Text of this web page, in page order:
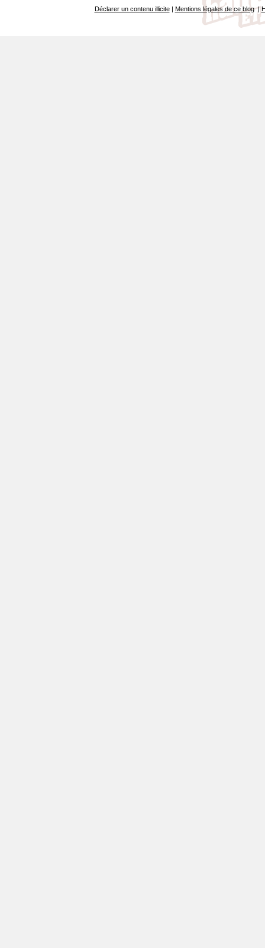
Déclarer un contenu illicite| Mentions légales de ce blog|